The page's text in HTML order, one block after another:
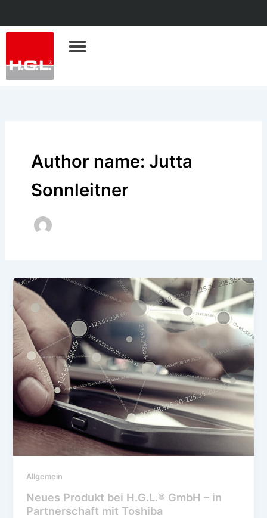
content
Author name: Jutta
Sonnleitner
Allgemein
Neues Produkt bei H.G.L.® GmbH – in
Partnerschaft mit Toshiba